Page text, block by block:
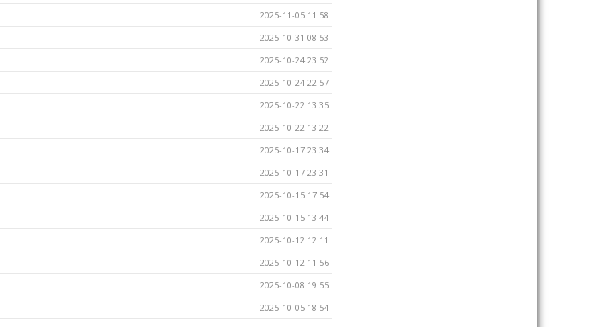
2025-11-05 11:58
2025-10-31 08:53
2025-10-24 23:52
2025-10-24 22:57
2025-10-22 13:35
2025-10-22 13:22
2025-10-17 23:34
2025-10-17 23:31
2025-10-15 17:54
2025-10-15 13:44
2025-10-12 12:11
2025-10-12 11:56
2025-10-08 19:55
2025-10-05 18:54